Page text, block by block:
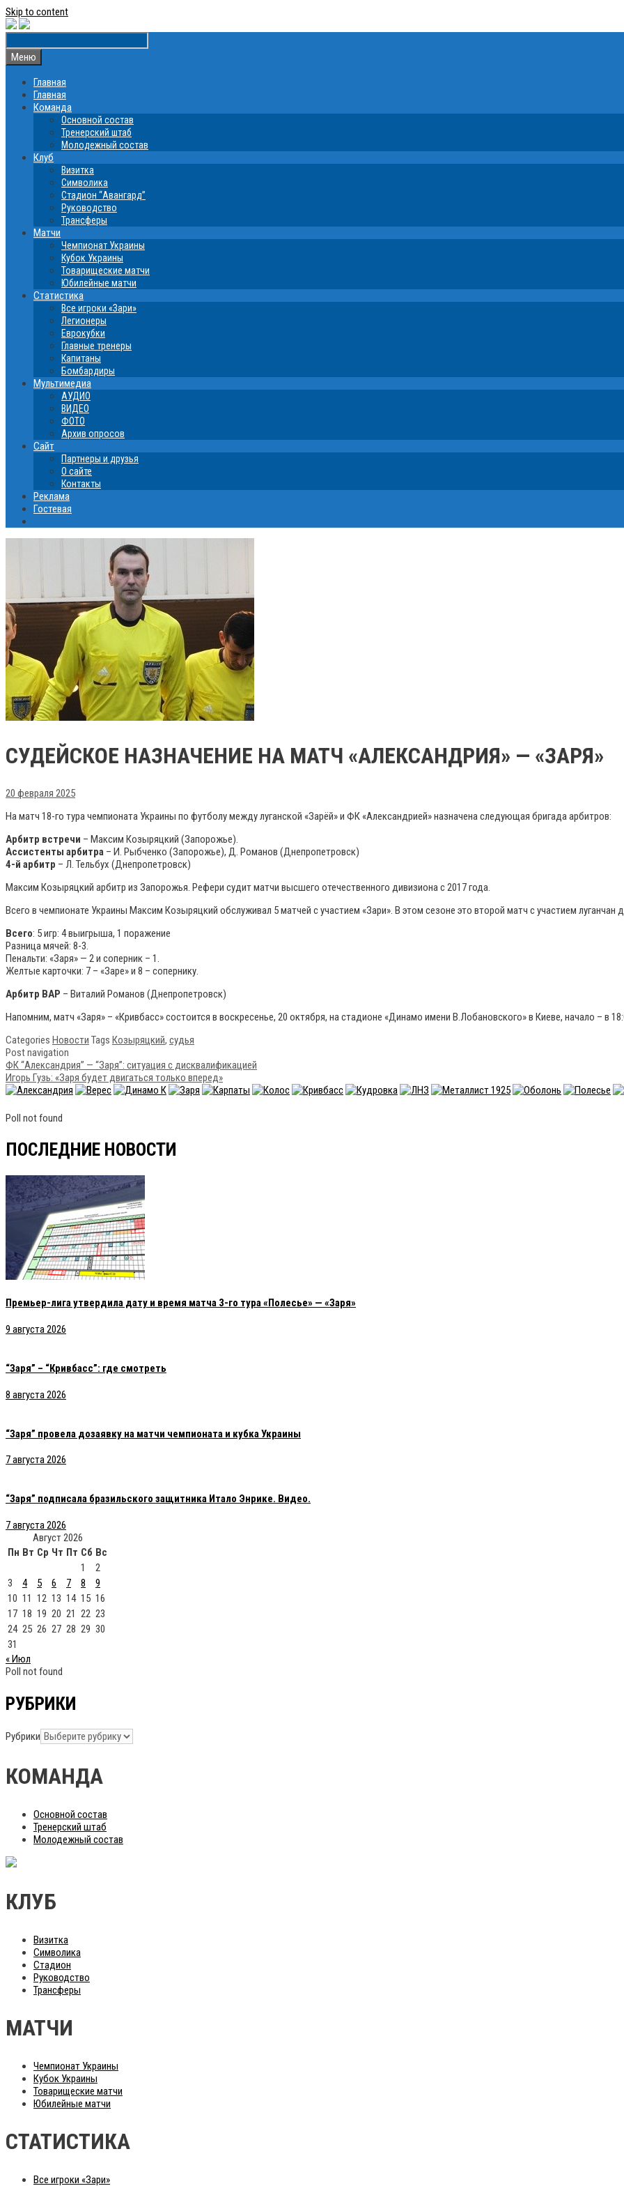
Skip to content
Меню
Главная
Главная
Команда
Основной состав
Тренерский штаб
Молодежный состав
Клуб
Визитка
Символика
Стадион “Авангард”
Руководство
Трансферы
Матчи
Чемпионат Украины
Кубок Украины
Товарищеские матчи
Юбилейные матчи
Статистика
Все игроки «Зари»
Легионеры
Еврокубки
Главные тренеры
Капитаны
Бомбардиры
Мультимедиа
АУДИО
ВИДЕО
ФОТО
Архив опросов
Сайт
Партнеры и друзья
О сайте
Контакты
Реклама
Гостевая
СУДЕЙСКОЕ НАЗНАЧЕНИЕ НА МАТЧ «АЛЕКСАНДРИЯ» — «ЗАРЯ»
20 февраля 2025
На матч 18-го тура чемпионата Украины по футболу между луганской «Зарёй» и ФК «Александрией» назначена следующая бригада арбитров:
Арбитр встречи – Максим Козыряцкий (Запорожье).
Ассистенты арбитра – И. Рыбченко (Запорожье), Д. Романов (Днепропетровск)
4-й арбитр – Л. Тельбух (Днепропетровск)
Максим Козыряцкий арбитр из Запорожья. Рефери судит матчи высшего отечественного дивизиона с 2017 года.
Всего в чемпионате Украины Максим Козыряцкий обслуживал 5 матчей с участием «Зари». В этом сезоне это второй матч с участием луганчан
Всего: 5 игр: 4 выигрыша, 1 поражение
Разница мячей: 8-3.
Пенальти: «Заря» — 2 и соперник – 1.
Желтые карточки: 7 – «Заре» и 8 – сопернику.
Арбитр ВАР – Виталий Романов (Днепропетровск)
Напомним, матч «Заря» – «Кривбасс» состоится в воскресенье, 20 октября, на стадионе «Динамо имени В.Лобановского» в Киеве, начало – в
Categories Новости Tags Козыряцкий, судья
Post navigation
ФК “Александрия” — “Заря”: ситуация с дисквалификацией
Игорь Гузь: «Заря будет двигаться только вперед»
Poll not found
ПОСЛЕДНИЕ НОВОСТИ
Премьер-лига утвердила дату и время матча 3-го тура «Полесье» — «Заря»
9 августа 2026
“Заря” – “Кривбасс”: где смотреть
8 августа 2026
“Заря” провела дозаявку на матчи чемпионата и кубка Украины
7 августа 2026
“Заря” подписала бразильского защитника Итало Энрике. Видео.
7 августа 2026
Август 2026
Пн Вт Ср Чт Пт Сб Вс
1
2
3
4 5 6 7 8
9
10 11 12 13 14 15 16
17 18 19 20 21 22 23
24 25 26 27 28 29 30
31
« Июл
Poll not found
РУБРИКИ
Рубрики
КОМАНДА
Основной состав
Тренерский штаб
Молодежный состав
КЛУБ
Визитка
Символика
Стадион
Руководство
Трансферы
МАТЧИ
Чемпионат Украины
Кубок Украины
Товарищеские матчи
Юбилейные матчи
СТАТИСТИКА
Все игроки «Зари»